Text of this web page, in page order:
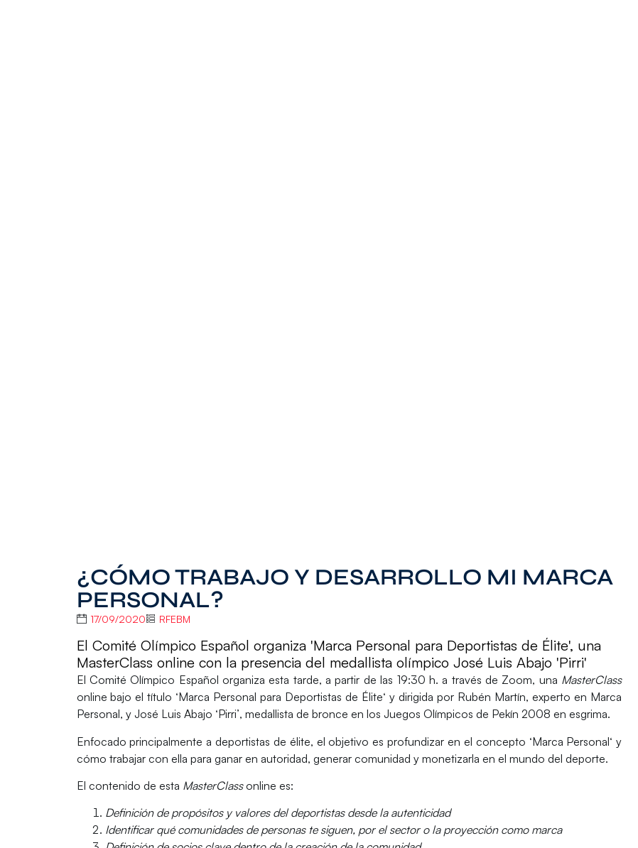
¿CÓMO TRABAJO Y DESARROLLO MI MARCA
PERSONAL?
17/09/2020 RFEBM
El Comité Olímpico Español organiza 'Marca Personal para Deportistas de Élite', una
MasterClass online con la presencia del medallista olímpico José Luis Abajo 'Pirri'
El Comité Olímpico Español organiza esta tarde, a partir de las 19:30 h. a través de Zoom, una MasterClass
online bajo el título ‘Marca Personal para Deportistas de Élite‘ y dirigida por Rubén Martín, experto en Marca
Personal, y José Luis Abajo ‘Pirri’, medallista de bronce en los Juegos Olímpicos de Pekín 2008 en esgrima.
Enfocado principalmente a deportistas de élite, el objetivo esprofundizar en el concepto ‘Marca Personal‘ y
cómo trabajar con ella para ganar en autoridad, generar comunidad y monetizarla en el mundo del deporte.
El contenido de esta MasterClass online es:
Definición de propósitos y valores del deportistas desde la autenticidad
Identificar qué comunidades de personas te siguen, por el sector o la proyección como marca